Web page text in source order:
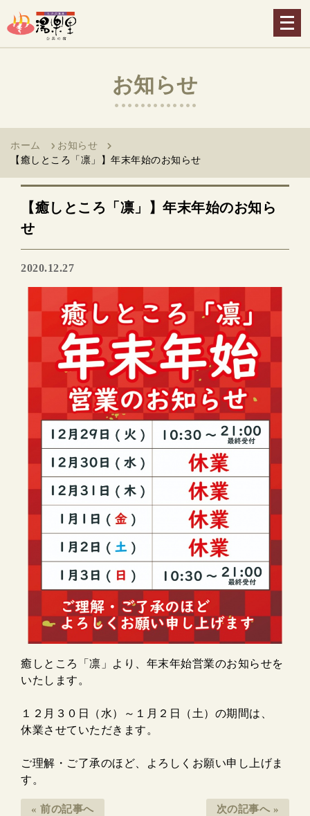
メ
ニ
ュ
お知らせ
ホーム
お知らせ
【癒しところ「凛」】年末年始のお知らせ
【癒しところ「凛」】年末年始のお知ら
せ
2020.12.27
癒しところ「凛」より、年末年始営業のお知らせを
いたします。
１２月３０日（水）～１月２日（土）の期間は、
休業させていただきます。
ご理解・ご了承のほど、よろしくお願い申し上げま
す。
« 前の記事へ 次の記事へ »